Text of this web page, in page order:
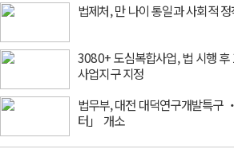
법제처, 만 나이 통일과 사회적
3080+ 도심복합사업, 법 시행
사업지구 지정
법무부, 대전 대덕연구개발특구
터」 개소